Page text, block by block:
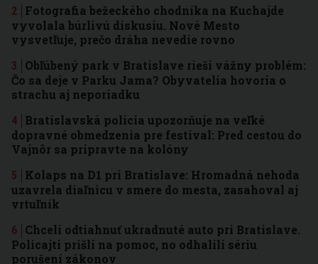
Fotografia bežeckého chodníka na Kuchajde
vyvolala búrlivú diskusiu. Nové Mesto
vysvetľuje, prečo dráha nevedie rovno
Obľúbený park v Bratislave rieši vážny problém:
Čo sa deje v Parku Jama? Obyvatelia hovoria o
strachu aj neporiadku
Bratislavská polícia upozorňuje na veľké
dopravné obmedzenia pre festival: Pred cestou do
Vajnôr sa pripravte na kolóny
Kolaps na D1 pri Bratislave: Hromadná nehoda
uzavrela diaľnicu v smere do mesta, zasahoval aj
vrtuľník
Chceli odtiahnuť ukradnuté auto pri Bratislave.
Policajti prišli na pomoc, no odhalili sériu
porušení zákonov